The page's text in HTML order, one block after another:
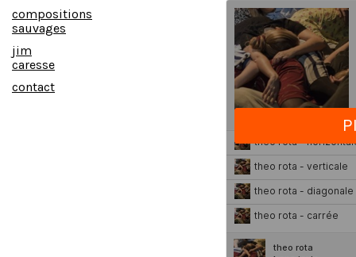
compositions
sauvages
jim
caresse
contact